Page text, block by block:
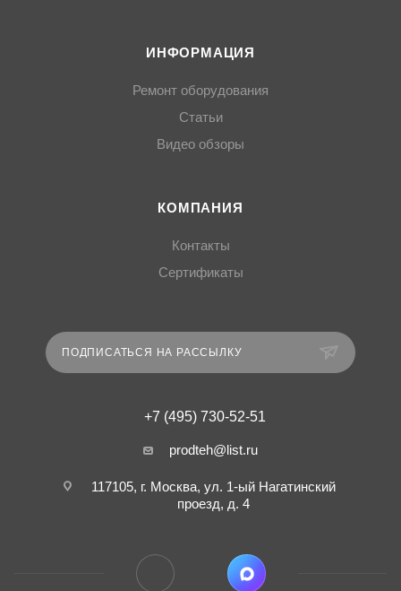
ИНФОРМАЦИЯ
Ремонт оборудования
Статьи
Видео обзоры
КОМПАНИЯ
Контакты
Сертификаты
ПОДПИСАТЬСЯ НА РАССЫЛКУ
+7 (495) 730-52-51
prodteh@list.ru
117105, г. Москва, ул. 1-ый Нагатинский
проезд, д. 4